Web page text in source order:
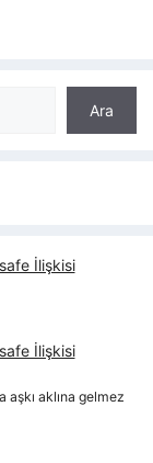
Ara
İlişkisi
İlişkisi
aklına gelmez